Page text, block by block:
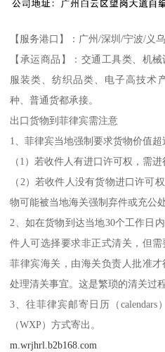
【服务港口】：广州/深圳/宁波/义
【承运商品】：交通工具类、机
服装类、纺织品类、电子高技术
种、普通货都承接。
出口货物到菲律宾需注意
1、菲律宾当地强制要求货物价值超
（1）若收件人有进口许可权，需
（2）若收件人没有货物进口许可
物可能被当地海关强制弃件或充公处
2、如在货物到达当地30个工作日
件人可选择要求非正式清关，但
菲律宾海关，由海关负责人批准
处理清关事宜。这是繁琐的清关过
3、往菲律宾邮寄日历（
（WXP）方式寄出。
m.wrjhrl.b2b168.com